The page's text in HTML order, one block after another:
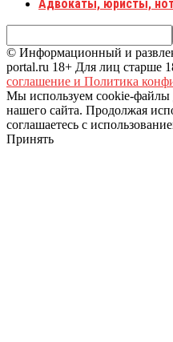
Адвокаты, юристы,
© Информационный и
portal.ru 18+ Для лиц старше
соглашение и Политика
Мы используем cookie-файлы
нашего сайта. Продолжая
соглашаетесь с
Принять